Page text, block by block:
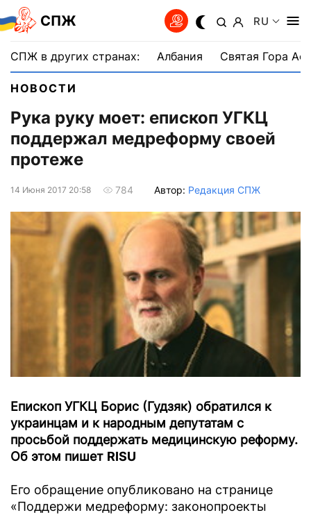
СПЖ RU
СПЖ в других странах: Албания Святая Гора
НОВОСТИ
Рука руку моет: епископ УГКЦ
поддержал медреформу своей
протеже
14 Июня 2017 20:58 784 Автор: Редакция СПЖ
Епископ УГКЦ Борис (Гудзяк) обратился к
украинцам и к народным депутатам с
просьбой поддержать медицинскую реформу.
Об этом пишет RISU
Его обращение опубликовано на странице
«Поддержи медреформу: законопроекты